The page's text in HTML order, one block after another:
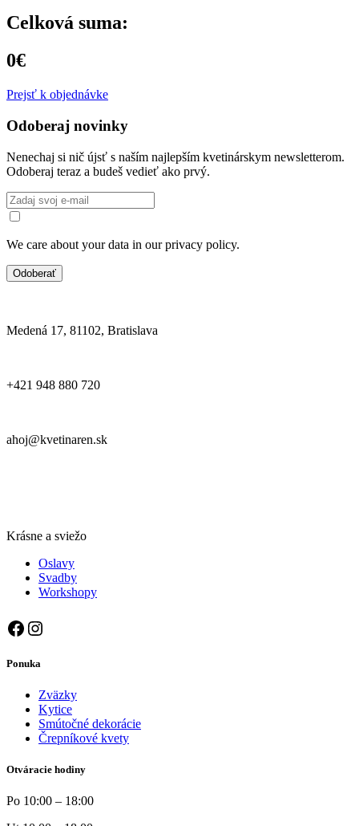
Celková suma:
0€
Prejsť k objednávke
Odoberaj novinky
Nenechaj si nič újsť s naším najlepším kvetinárskym newsletterom.
Odoberaj teraz a budeš vedieť ako prvý.
We care about your data in our privacy policy.
Odoberať
Medená 17, 81102, Bratislava
+421 948 880 720
ahoj@kvetinaren.sk
Krásne a sviežo
Oslavy
Svadby
Workshopy
Facebook
Instagram
Ponuka
Zväzky
Kytice
Smútočné dekorácie
Črepníkové kvety
Otváracie hodiny
Po 10:00 – 18:00